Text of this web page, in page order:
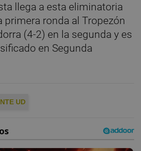
llega a esta eliminatoria
primera ronda al Tropezón
(4-2) en la segunda y es
en Segunda
UD